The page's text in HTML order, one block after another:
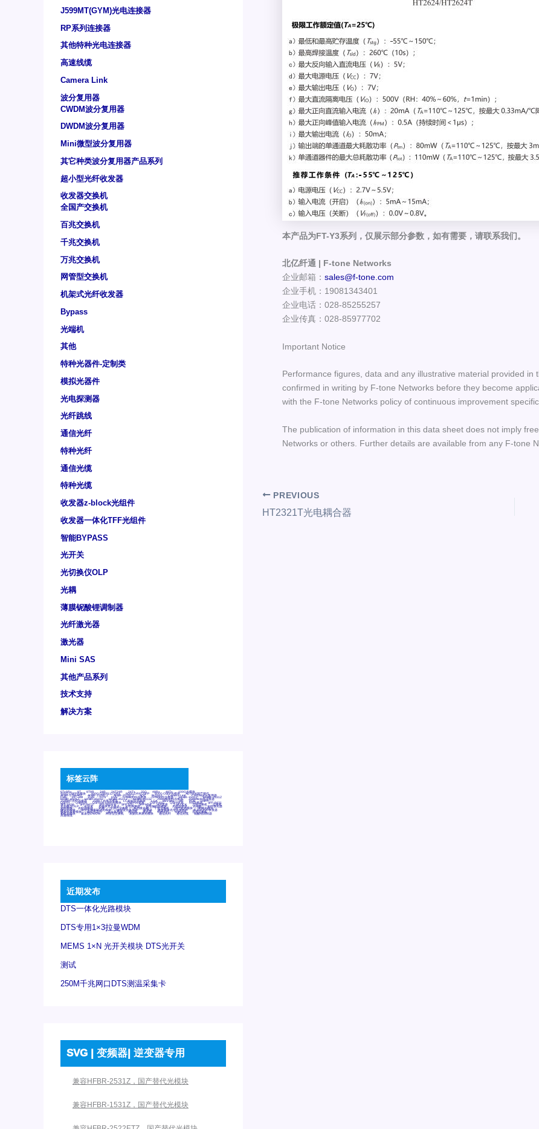
J599MT(GYM)光电连接器
RP系列连接器
其他特种光电连接器
高速线缆
Camera Link
波分复用器
CWDM波分复用器
DWDM波分复用器
Mini微型波分复用器
其它种类波分复用器产品系列
超小型光纤收发器
收发器交换机
全国产交换机
百兆交换机
千兆交换机
万兆交换机
网管型交换机
机架式光纤收发器
Bypass
光端机
其他
特种光器件-定制类
模拟光器件
光电探测器
光纤跳线
通信光纤
特种光纤
通信光缆
特种光缆
收发器z-block光组件
收发器一体化TFF光组件
智能BYPASS
光开关
光切换仪OLP
光耦
薄膜铌酸锂调制器
光纤激光器
激光器
Mini SAS
其他产品系列
技术支持
解决方案
标签云阵
6Tx6Rx 8T 8T8R 24R 24T24R 24Tx 25G 48Rx 48Tx 100G光模块
400G OSFP光模块 400G QSFP112 DR4 800G DR8 OSFP 800G OSFP光模块 AD7606国产替代
AFBR-57B4APZ AFBR-1528CZ AFBR-2528CZ AOC Bypass Camera Link CWDM波分复用器
DAS DC~4M DSS DTS DVS GYMB光纤连接器 GYM光纤连接器 HFBR-1531Z HFBR-2531Z
HFBR-4501Z HFBR-4503Z HFBR-4511Z HFBR-4513Z J599A6光纤连接器 J599A8光电连接器
J599MT光纤连接器 J599Ⅰ光电连接器 LC超短型光模块 LGA Mini SAS MT POB QSFP
QSFP+ QSFP28 QSFP28 100G光模块 QSFP28笼座 QSFP 40G QSFP笼座 RP连接器 SFF-8431
SFF-8436 SFF-8472 SFF-8654 4i SFP 10G SFP MSA SFP笼座 Z-BLOCK 万兆交换机 交换机
光切换仪OLP 光开关 光模块笼子座子 光电探测器 光电编码器模块 光电连接器 光端机 光纤激光器
光纤跳线 光纤连接器 光耦 全国产交换机 军品级光耦 千兆交换机 国产化光模块 射频光模块
微型光模块 微型可插拔BGA光模块 微型波分复用器 探测器 收发模块光学引擎组件 机架式光纤收发器
模拟光发射模块 模拟光器件 波分复用器 测试版 激光器 特种光纤 特种光缆 百兆交换机
相机光模块 紧凑型DWDM 网管型交换机 表贴式单路光模块 通信光纤 通信光缆 铌酸锂调制器
高速线缆
近期发布
DTS一体化光路模块
DTS专用1×3拉曼WDM
MEMS 1×N 光开关模块 DTS光开关
测试
250M千兆网口DTS测温采集卡
SVG | 变频器| 逆变器专用
兼容HFBR-2531Z，国产替代光模块
兼容HFBR-1531Z，国产替代光模块
本产品为FT-Y3系列，仅展示部分参数，如有需要，请联系我们。
北亿纤通 | F-tone Networks
企业邮箱： sales@f-tone.com
企业手机：19081343401
企业电话：028-85255257
企业传真：028-85977702
Important Notice
Performance figures, data and any illustrative material provided
confirmed in writing by F-tone Networks before they become
with the F-tone Networks policy of continuous improvement
The publication of information in this data sheet does not imply
Networks or others. Further details are available from any F-tone
PREVIOUS
HT2321T光电耦合器